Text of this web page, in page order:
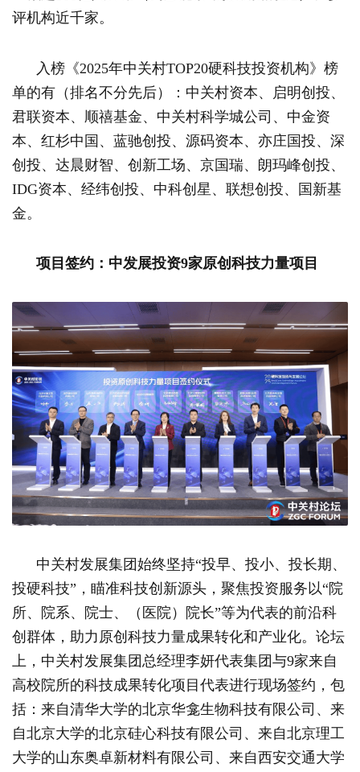
评机构近千家。
入榜《2025年中关村TOP20硬科技投资机构》榜
单的有（排名不分先后）：中关村资本、启明创投、
君联资本、顺禧基金、中关村科学城公司、中金资
本、红杉中国、蓝驰创投、源码资本、亦庄国投、深
创投、达晨财智、创新工场、京国瑞、朗玛峰创投、
IDG资本、经纬创投、中科创星、联想创投、国新基
金。
项目签约：中发展投资9家原创科技力量项目
中关村发展集团始终坚持“投早、投小、投长期、
投硬科技”，瞄准科技创新源头，聚焦投资服务以“院
所、院系、院士、（医院）院长”等为代表的前沿科
创群体，助力原创科技力量成果转化和产业化。论坛
上，中关村发展集团总经理李妍代表集团与9家来自
高校院所的科技成果转化项目代表进行现场签约，包
括：来自清华大学的北京华龛生物科技有限公司、来
自北京大学的北京硅心科技有限公司、来自北京理工
大学的山东奥卓新材料有限公司、来自西安交通大学